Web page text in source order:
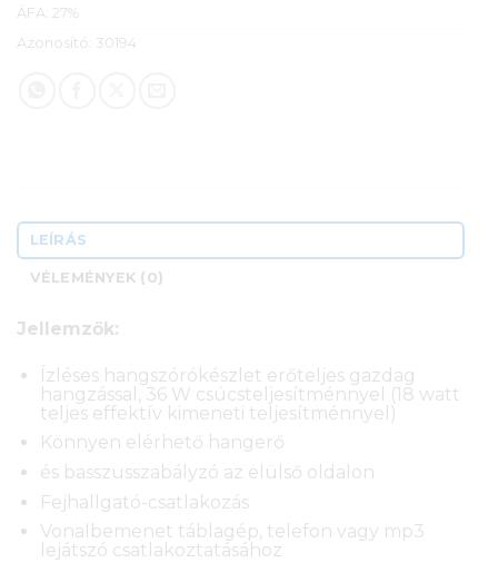
ÁFA: 27%
Azonosító: 30194
LEÍRÁS
VÉLEMÉNYEK (0)
Jellemzők:
Ízléses hangszórókészlet erőteljes gazdag
hangzással, 36 W csúcsteljesítménnyel (18 watt
teljes effektív kimeneti teljesítménnyel)
Könnyen elérhető hangerő
és basszusszabályzó az elülső oldalon
Fejhallgató-csatlakozás
Vonalbemenet táblagép, telefon vagy mp3
lejátszó csatlakoztatásához